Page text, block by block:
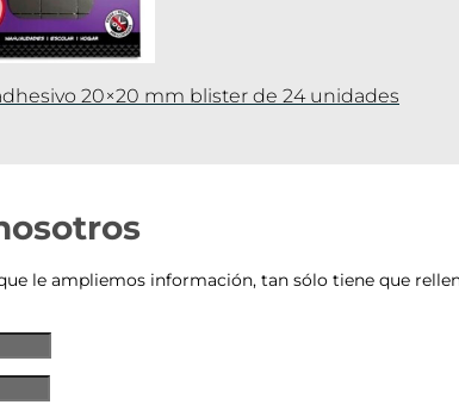
20×20 mm blister de 24 unidades
le ampliemos información, tan sólo tiene que